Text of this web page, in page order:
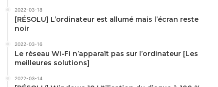
2022-03-18
[RÉSOLU] L’ordinateur est allumé mais l’écran reste
noir
2022-03-16
Le réseau Wi-Fi n’apparaît pas sur l’ordinateur [Les
meilleures solutions]
2022-03-14